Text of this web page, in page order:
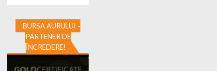
BURSA AURULUI -
PARTENER DE
ÎNCREDERE!